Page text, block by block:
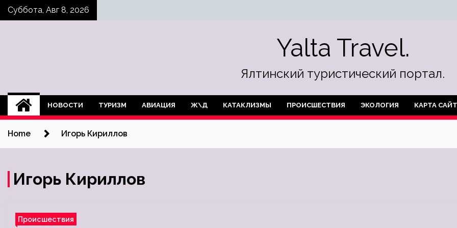
SkipСуббота, Авг 8, 2026
Yalta Travel.
Ялтинский туристический портал.
НОВОСТИ ТУРИЗМ АВИАЦИЯ Ж\Д КАТАКЛИЗМЫ ПРОИСШЕСТВИЯ ЭКОЛОГИЯ КАРТА
Home Игорь Кириллов
Игорь Кириллов
Происшествия